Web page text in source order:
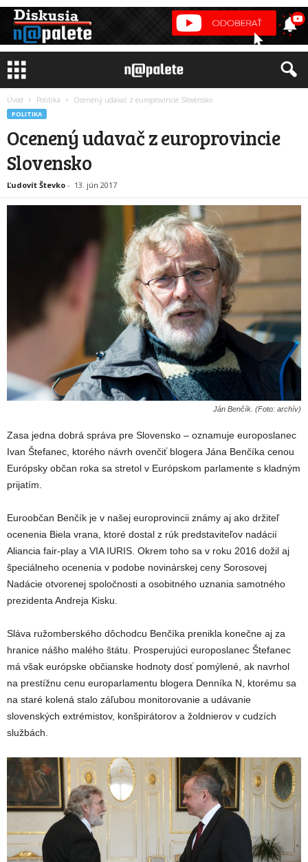
Úvod Politika Ocenený udavač z europrovincie Slovensko
POLITIKA
Ocenený udavač z europrovincie
Slovensko
Ľudovít Števko - 13. jún 2017
Ján Benčík. (Foto: archív)
Zasa jedna dobrá správa pre Slovensko – oznamuje europoslanec
Ivan Štefanec, ktorého návrh ovenčiť blogera Jána Benčíka cenou
Európsky občan roka sa stretol v Európskom parlamente s kladným
prijatím.
Euroobčan Benčík je v našej europrovincii známy aj ako držiteľ
ocenenia Biela vrana, ktoré dostal z rúk predstaviteľov nadácií
Aliancia fair-play a VIA IURIS. Okrem toho sa v roku 2016 dožil aj
špeciálneho ocenenia v podobe novinárskej ceny Sorosovej
Nadácie otvorenej spoločnosti a osobitného uznania samotného
prezidenta Andreja Kisku.
Sláva ružomberského dôchodcu Benčíka prenikla konečne aj za
hranice nášho malého štátu. Prosperujúci europoslanec Štefanec
má však európske občianske hodnoty dosť pomýlené, ak navrhol
na prestížnu cenu europarlamentu blogera Denníka N, ktorému sa
na staré kolená stalo záľubou monitorovanie a udávanie
slovenských extrémistov, konšpirátorov a žoldnierov v cudzích
službách.